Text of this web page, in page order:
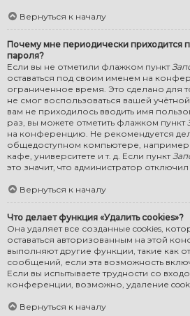
Вернуться к началу
Почему мне периодически приходится
пароля?
Если вы не отметили флажком пункт
оставаться под своим именем на
ограниченное время. Это сделано для
не смог воспользоваться вашей
вам не приходилось вводить имя
раз, вы можете отметить флажком пункт
на конференцию. Не рекомендуется
общедоступном компьютере, например
кафе, университете и т. д. Если пункт
это значит, что администратор
Вернуться к началу
Что делает функция «Удалить cookies»?
Она удаляет все созданные cookies,
оставаться авторизованным на этой
выполняют другие функции, такие как
сообщений, если эта возможность
Если вы испытываете трудности со
конференции, возможно, удаление
Вернуться к началу